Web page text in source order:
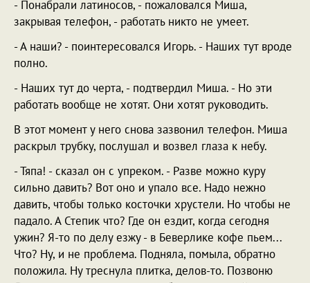
- Понабрали латиносов, - пожаловался Миша,
закрывая телефон, - работать никто не умеет.
- А наши? - поинтересовался Игорь. - Наших тут вроде
полно.
- Наших тут до черта, - подтвердил Миша. - Но эти
работать вообще не хотят. Они хотят руководить.
В этот момент у него снова зазвонил телефон. Миша
раскрыл трубку, послушал и возвел глаза к небу.
- Тяпа! - сказал он с упреком. - Разве можно куру
сильно давить? Вот оно и упало все. Надо нежно
давить, чтобы только косточки хрустели. Но чтобы не
падало. А Степик что? Где он ездит, когда сегодня
ужин? Я-то по делу езжу - в Беверлике кофе пьем...
Что? Ну, и не проблема. Подняла, помыла, обратно
положила. Ну треснула плитка, делов-то. Позвоню